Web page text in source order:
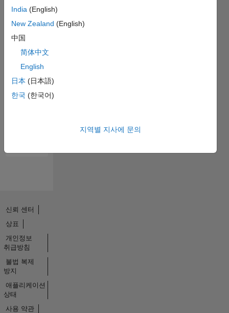
No
India (English)
New Zealand (English)
中国
简体中文
English
日本 (日本語)
한국 (한국어)
지역별 지사에 문의
신뢰 센터
상표
개인정보
취급방침
불법 복제
방지
애플리케이션
상태
사용 약관